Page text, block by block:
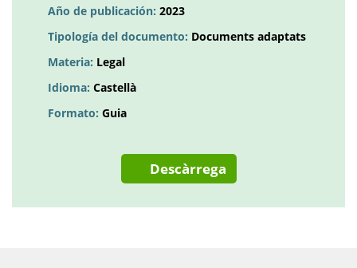
nova
Año de publicación: 2023
Tipología del documento: Documents adaptats
Materia: Legal
Idioma: Castellà
Formato: Guia
Descàrrega